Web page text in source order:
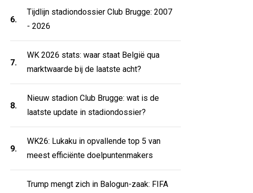
6.
Tijdlijn stadiondossier Club Brugge: 2007
- 2026
7.
WK 2026 stats: waar staat België qua
marktwaarde bij de laatste acht?
8.
Nieuw stadion Club Brugge: wat is de
laatste update in stadiondossier?
9.
WK26: Lukaku in opvallende top 5 van
meest efficiënte doelpuntenmakers
Trump mengt zich in Balogun-zaak: FIFA